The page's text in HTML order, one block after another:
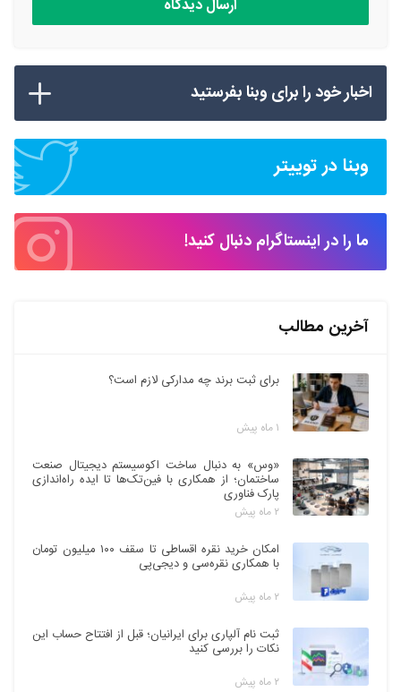
اخبار خود را برای وبنا بفرستید
وبنا در توییتر
ما را در اینستاگرام دنبال کنید!
آخرین مطالب
برای ثبت برند چه مدارکی لازم است؟
۱ ماه پیش
«وس» به دنبال ساخت اکوسیستم دیجیتال صنعت
ساختمان؛ از همکاری با فین‌تک‌ها تا ایده راه‌اندازی
پارک فناوری
۲ ماه پیش
امکان خرید نقره اقساطی تا سقف ۱۰۰ میلیون تومان
با همکاری نقره‌سی و دیجی‌پی
۲ ماه پیش
ثبت نام آلپاری برای ایرانیان؛ قبل از افتتاح حساب این
نکات را بررسی کنید
۲ ماه پیش